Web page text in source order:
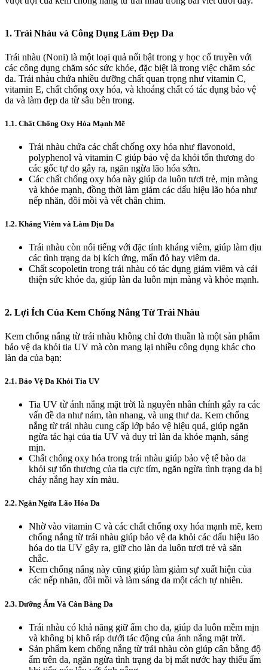
1. Trái Nhàu và Công Dụng Làm Đẹp Da
Trái nhàu (Noni) là một loại quả nổi bật trong y học cổ truyền với
các công dụng chăm sóc sức khỏe, đặc biệt là trong việc chăm sóc
da. Trái nhàu chứa nhiều dưỡng chất quan trọng như vitamin C,
vitamin E, chất chống oxy hóa, và khoáng chất có tác dụng bảo vệ
da và làm đẹp da từ sâu bên trong.
1.1. Chất Chống Oxy Hóa Mạnh Mẽ
Trái nhàu chứa các chất chống oxy hóa như flavonoid,
polyphenol và vitamin C giúp bảo vệ da khỏi tổn thương do
các gốc tự do gây ra, ngăn ngừa lão hóa sớm.
Các chất chống oxy hóa này giúp da luôn tươi trẻ, mịn màng
và khỏe mạnh, đồng thời làm giảm các dấu hiệu lão hóa như
nếp nhăn, đồi mồi và vết chân chim.
1.2. Kháng Viêm và Làm Dịu Da
Trái nhàu còn nổi tiếng với đặc tính kháng viêm, giúp làm dịu
các tình trạng da bị kích ứng, mẩn đỏ hay viêm da.
Chất scopoletin trong trái nhàu có tác dụng giảm viêm và cải
thiện sức khỏe da, giúp làn da luôn mịn màng và khỏe mạnh.
2. Lợi Ích Của Kem Chống Nắng Từ Trái Nhàu
Kem chống nắng từ trái nhàu không chỉ đơn thuần là một sản phẩm
bảo vệ da khỏi tia UV mà còn mang lại nhiều công dụng khác cho
làn da của bạn:
2.1. Bảo Vệ Da Khỏi Tia UV
Tia UV từ ánh nắng mặt trời là nguyên nhân chính gây ra các
vấn đề da như nám, tàn nhang, và ung thư da. Kem chống
nắng từ trái nhàu cung cấp lớp bảo vệ hiệu quả, giúp ngăn
ngừa tác hại của tia UV và duy trì làn da khỏe mạnh, sáng
mịn.
Chất chống oxy hóa trong trái nhàu giúp bảo vệ tế bào da
khỏi sự tổn thương của tia cực tím, ngăn ngừa tình trạng da bị
cháy nắng hay xỉn màu.
2.2. Ngăn Ngừa Lão Hóa Da
Nhờ vào vitamin C và các chất chống oxy hóa mạnh mẽ, kem
chống nắng từ trái nhàu giúp bảo vệ da khỏi các dấu hiệu lão
hóa do tia UV gây ra, giữ cho làn da luôn tươi trẻ và săn
chắc.
Kem chống nắng này cũng giúp làm giảm sự xuất hiện của
các nếp nhăn, đồi mồi và làm sáng da một cách tự nhiên.
2.3. Dưỡng Ẩm Và Cân Bằng Da
Trái nhàu có khả năng giữ ẩm cho da, giúp da luôn mềm mịn
và không bị khô ráp dưới tác động của ánh nắng mặt trời.
Sản phẩm kem chống nắng từ trái nhàu còn giúp cân bằng độ
ẩm trên da, ngăn ngừa tình trạng da bị mất nước hay thiếu ẩm